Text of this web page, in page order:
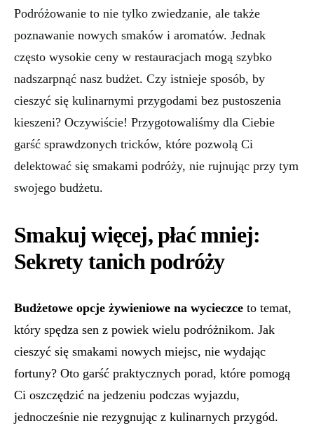
Podróżowanie to nie tylko zwiedzanie, ale także
poznawanie nowych smaków i aromatów. Jednak
często wysokie ceny w restauracjach mogą szybko
nadszarpnąć nasz budżet. Czy istnieje sposób, by
cieszyć się kulinarnymi przygodami bez pustoszenia
kieszeni? Oczywiście! Przygotowaliśmy dla Ciebie
garść sprawdzonych tricków, które pozwolą Ci
delektować się smakami podróży, nie rujnując przy tym
swojego budżetu.
Smakuj więcej, płać mniej:
Sekrety tanich podróży
Budżetowe opcje żywieniowe na wycieczce to temat,
który spędza sen z powiek wielu podróżnikom. Jak
cieszyć się smakami nowych miejsc, nie wydając
fortuny? Oto garść praktycznych porad, które pomogą
Ci oszczędzić na jedzeniu podczas wyjazdu,
jednocześnie nie rezygnując z kulinarnych przygód.